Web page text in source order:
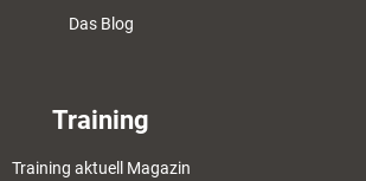
Das Blog
Training
Training aktuell Magazin